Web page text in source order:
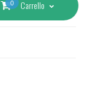
0 Carrello